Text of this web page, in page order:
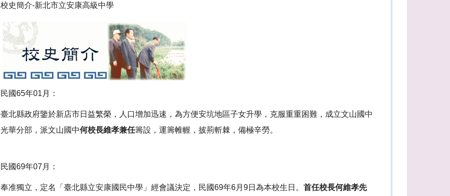
校史簡介-新北市立安康高級中學
民國65年01月：
臺北縣政府鑒於新店市日益繁榮，人口增加迅速，為方便安坑地區子女升學，克服重重困難，成立文山國中
光華分部，派文山國中何校長維孝兼任籌設，運籌帷幄，披荊斬棘，備極辛勞。
民國69年07月：
奉准獨立，定名「臺北縣立安康國民中學」經會議決定，民國69年6月9日為本校生日。首任校長何維孝先